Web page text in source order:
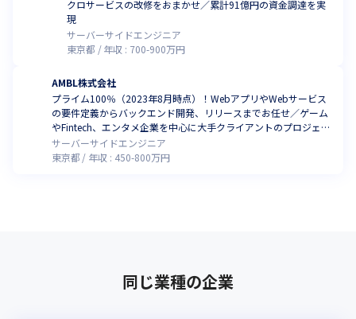
クロサービスの改修をおまかせ／累計91億円の資金調達を実
現
サーバーサイドエンジニア
東京都
年収 : 700-900万円
AMBL株式会社
プライム100％（2023年8月時点）！WebアプリやWebサービス
の要件定義からバックエンド開発、リリースまでお任せ／ゲーム
やFintech、エンタメ企業を中心に大手クライアントのプロジェク
ト多数
サーバーサイドエンジニア
東京都
年収 : 450-800万円
同じ業種の企業